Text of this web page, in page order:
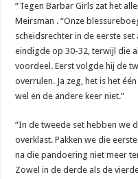
“Tegen Barbar Girls zat het
Meirsman . “Onze
scheidsrechter in de eerste
eindigde op 30-32, terwijl die
voordeel. Eerst volgde hij de
overrulen. Ja zeg, het is het
wel en de andere keer niet.”
“In de tweede set hebben we
overklast. Pakken we die
na die pandoering niet meer
Zowel in de derde als de